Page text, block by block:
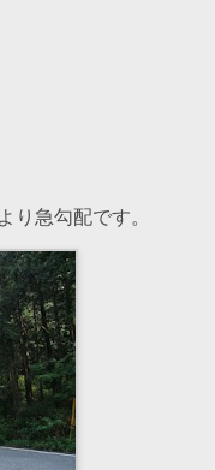
り急勾配です。